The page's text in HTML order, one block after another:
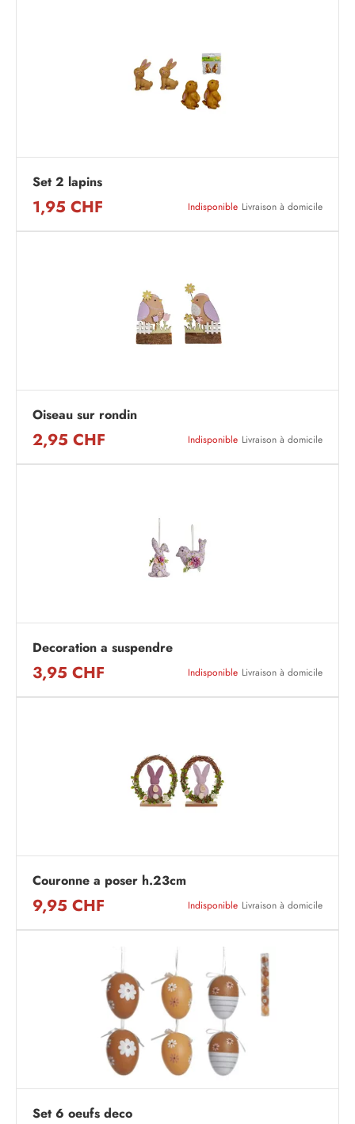
Set 2 lapins
1,95 CHF Indisponible Livraison à domicile
Oiseau sur rondin
2,95 CHF Indisponible Livraison à domicile
Decoration a suspendre
3,95 CHF Indisponible Livraison à domicile
Couronne a poser h.23cm
9,95 CHF Indisponible Livraison à domicile
Set 6 oeufs deco